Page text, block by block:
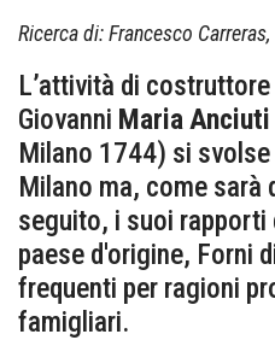
Ricerca di: Francesco
L’attività di
Giovanni Maria Anciuti
Milano 1744) si
Milano ma, come sarà
seguito, i suoi rapporti
paese d'origine, Forni
frequenti per ragioni
famigliari.